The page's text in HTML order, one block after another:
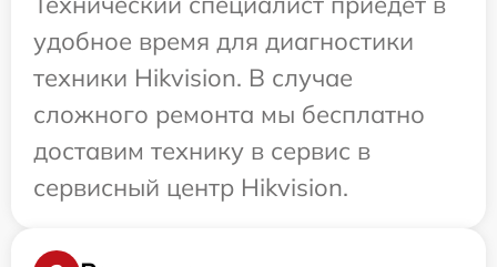
удобное время для диагностики
техники Hikvision. В случае
сложного ремонта мы бесплатно
доставим технику в сервис в
сервисный центр Hikvision.